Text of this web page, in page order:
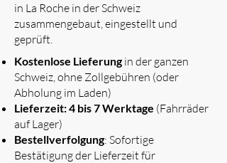
in La Roche in der Schweiz
zusammengebaut, eingestellt und
geprüft.
​
Kostenlose Lieferungin der ganzen
Schweiz, ohne Zollgebühren (oder
Abholung im Laden)
Lieferzeit: 4 bis 7 Werktage (Fahrräder
auf Lager)
Bestellverfolgung: Sofortige
Bestätigung der Lieferzeit für